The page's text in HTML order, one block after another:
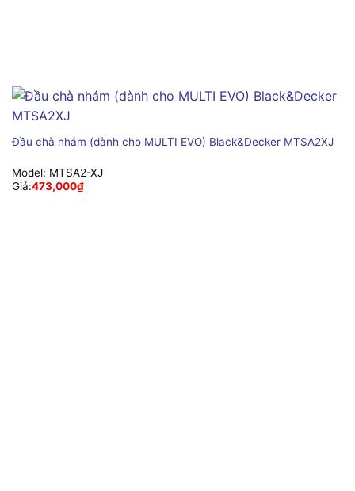
Đầu chà nhám (dành cho MULTI EVO) Black&Decker MTSA2XJ
Model: MTSA2-XJ
Giá:473,000₫